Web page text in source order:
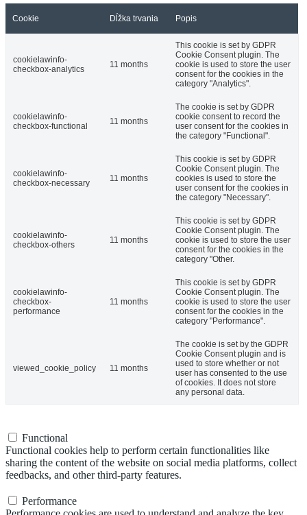
Cookie Dĺžka trvania Popis
cookielawinfo-
checkbox-analytics
11 months
This cookie is set by GDPR
Cookie Consent plugin. The
cookie is used to store the user
consent for the cookies in the
category "Analytics".
cookielawinfo-
checkbox-functional
11 months
The cookie is set by GDPR
cookie consent to record the
user consent for the cookies in
the category "Functional".
cookielawinfo-
checkbox-necessary
11 months
This cookie is set by GDPR
Cookie Consent plugin. The
cookies is used to store the
user consent for the cookies in
the category "Necessary".
cookielawinfo-
checkbox-others
11 months
This cookie is set by GDPR
Cookie Consent plugin. The
cookie is used to store the user
consent for the cookies in the
category "Other.
cookielawinfo-
checkbox-
performance
11 months
This cookie is set by GDPR
Cookie Consent plugin. The
cookie is used to store the user
consent for the cookies in the
category "Performance".
viewed_cookie_policy 11 months
The cookie is set by the GDPR
Cookie Consent plugin and is
used to store whether or not
user has consented to the use
of cookies. It does not store
any personal data.
Functional
Functional cookies help to perform certain functionalities like
sharing the content of the website on social media platforms, collect
feedbacks, and other third-party features.
Performance